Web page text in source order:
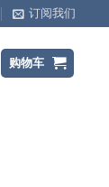
订阅我们
购物车